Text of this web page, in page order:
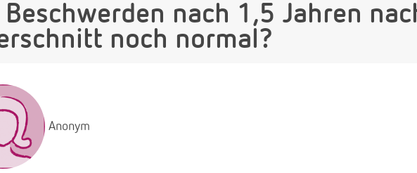
Beschwerden nach 1,5 Jahren
noch normal?
Anonym